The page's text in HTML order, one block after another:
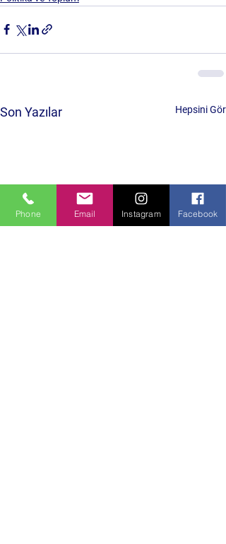
Son Yazılar Hepsini Gör
Phone Email Instagram Facebook